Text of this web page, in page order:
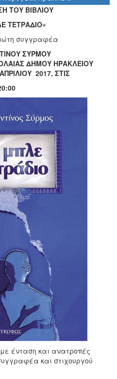
ΤΟΥ ΒΙΒΛΙΟΥ
ΤΕΤΡΑΔΙΟ»
συγγραφέα
ΣΥΡΜΟΥ
ΔΗΜΟΥ ΗΡΑΚΛΕΙΟΥ
2017, ΣΤΙΣ
ένταση και ανατροπές
και στιχουργού